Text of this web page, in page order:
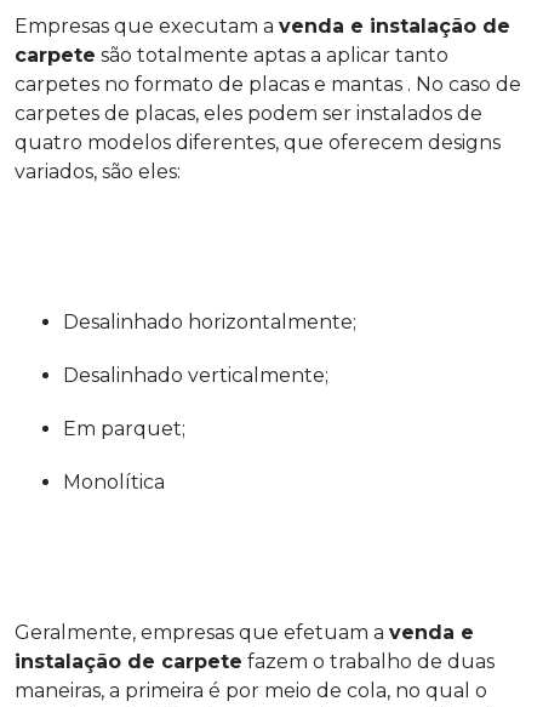
Empresas que executam a venda e instalação de
carpete são totalmente aptas a aplicar tanto
carpetes no formato de placas e mantas . No caso de
carpetes de placas, eles podem ser instalados de
quatro modelos diferentes, que oferecem designs
variados, são eles:
Desalinhado horizontalmente;
Desalinhado verticalmente;
Em parquet;
Monolítica
Geralmente, empresas que efetuam a venda e
instalação de carpete fazem o trabalho de duas
maneiras, a primeira é por meio de cola, no qual o